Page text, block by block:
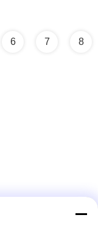
6 7 8